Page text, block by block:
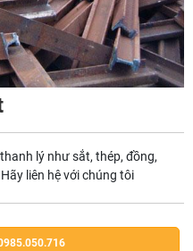
lý như sắt, thép, đồng,
liên hệ với chúng tôi